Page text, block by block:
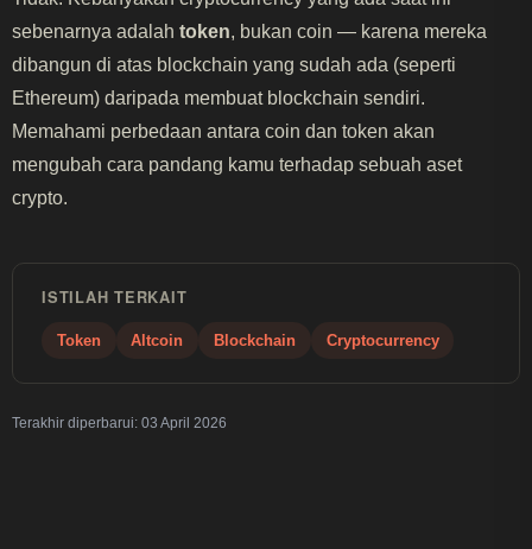
sebenarnya adalah token, bukan coin — karena mereka
dibangun di atas blockchain yang sudah ada (seperti
Ethereum) daripada membuat blockchain sendiri.
Memahami perbedaan antara coin dan token akan
mengubah cara pandang kamu terhadap sebuah aset
crypto.
ISTILAH TERKAIT
Token Altcoin Blockchain Cryptocurrency
Terakhir diperbarui: 03 April 2026